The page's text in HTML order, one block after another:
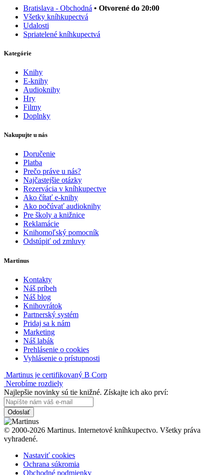
Bratislava - Obchodná • Otvorené do 20:00
Všetky kníhkupectvá
Udalosti
Spriatelené kníhkupectvá
Kategórie
Knihy
E-knihy
Audioknihy
Hry
Filmy
Doplnky
Nakupujte u nás
Doručenie
Platba
Prečo práve u nás?
Najčastejšie otázky
Rezervácia v kníhkupectve
Ako čítať e-knihy
Ako počúvať audioknihy
Pre školy a knižnice
Reklamácie
Knihomoľský pomocník
Odstúpiť od zmluvy
Martinus
Kontakty
Náš príbeh
Náš blog
Knihovrátok
Partnerský systém
Pridaj sa k nám
Marketing
Náš labák
Prehlásenie o cookies
Vyhlásenie o prístupnosti
Martinus je certifikovaný B Corp
Nerobíme rozdiely
Najlepšie novinky sú tie knižné. Získajte ich ako prví:
Odoslať
© 2000-2026 Martinus. Internetové kníhkupectvo. Všetky práva
vyhradené.
Nastaviť cookies
Ochrana súkromia
Obchodné podmienky